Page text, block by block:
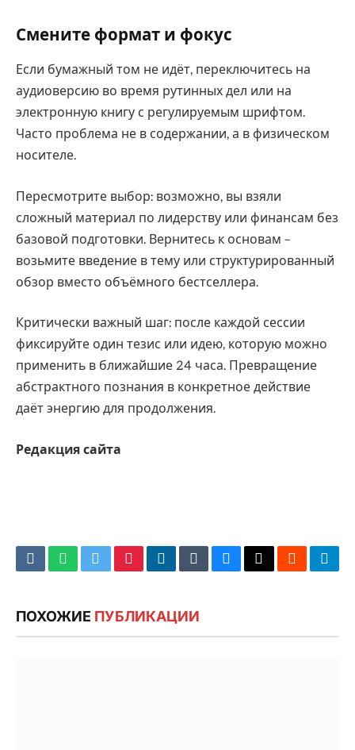
Смените формат и фокус
Если бумажный том не идёт, переключитесь на
аудиоверсию во время рутинных дел или на
электронную книгу с регулируемым шрифтом.
Часто проблема не в содержании, а в физическом
носителе.
Пересмотрите выбор: возможно, вы взяли
сложный материал по лидерству или финансам без
базовой подготовки. Вернитесь к основам –
возьмите введение в тему или структурированный
обзор вместо объёмного бестселлера.
Критически важный шаг: после каждой сессии
фиксируйте один тезис или идею, которую можно
применить в ближайшие 24 часа. Превращение
абстрактного познания в конкретное действие
даёт энергию для продолжения.
Редакция сайта
VKontakteWhatsApp
TwitterPinterestLinkedInTumblrBlueskyEmail‏Reddit
ПОХОЖИЕ ПУБЛИКАЦИИ